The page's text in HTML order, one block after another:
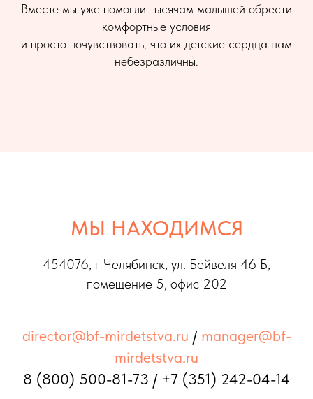
Вместе мы уже помогли тысячам малышей обрести
комфортные условия
и просто почувствовать, что их детские сердца нам
небезразличны.
МЫ НАХОДИМСЯ
454076, г Челябинск, ул. Бейвеля 46 Б,
помещение 5, офис 202
director@bf-mirdetstva.ru / manager@bf-
mirdetstva.ru
8 (800) 500-81-73 / +7 (351) 242-04-14